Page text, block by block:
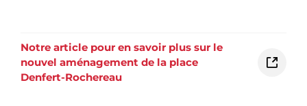
Notre article pour en savoir plus sur le
nouvel aménagement de la place
Denfert-Rochereau